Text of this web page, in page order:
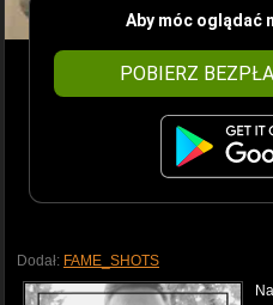
Aby móc oglądać
POBIERZ
Dodał: FAME_SHOTS